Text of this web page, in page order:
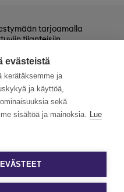
tarjoamalla
tilanteisiin
monipuolisimmat keinot
ja yhdenvertaista
taustoista
aina tasa-
Uskomme
evästeistä
kerätäksemme ja
ja käyttöä,
sekä
sisältöä ja mainoksia. Lue